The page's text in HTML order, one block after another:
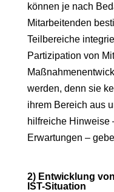
können je nach
Mitarbeitenden
Teilbereiche
Partizipation von
werden, denn sie
ihrem Bereich aus
hilfreiche Hinweise
Erwartungen –
2) Entwicklung
IST-Situation